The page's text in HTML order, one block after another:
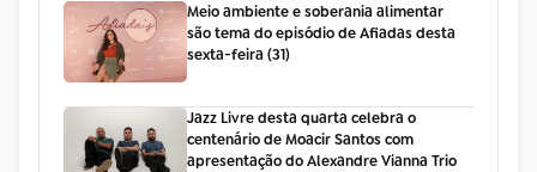
Meio ambiente e soberania alimentar
são tema do episódio de Afiadas desta
sexta-feira (31)
Jazz Livre desta quarta celebra o
centenário de Moacir Santos com
apresentação do Alexandre Vianna Trio